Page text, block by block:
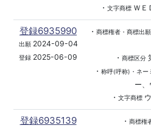
・ 文字商標ＷＥ
登録6935990
出願2024-09-04
登録 2025-06-09
・ 商標権者・商標出願
・ 商標区分
・ 称呼(呼称)・ネー
ー
・ 文字商標ウ
登録6935139 ・ 商標権